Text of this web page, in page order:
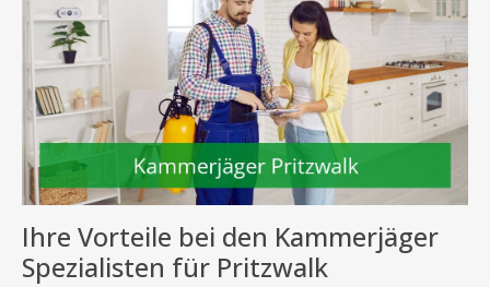
Ihre Vorteile bei den Kammerjäger
Spezialisten für Pritzwalk